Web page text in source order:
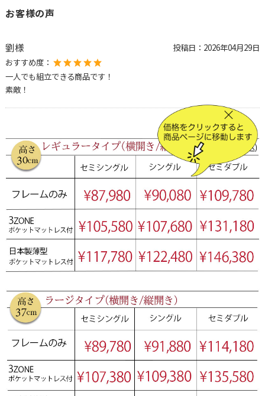
お客様の声
劉様 投稿日： 2026年04月29日
おすすめ度：
一人でも組立できる商品です！
素敵！